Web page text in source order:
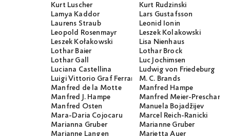
Kurt Luscher
Kurt Rudzinski
Lamya Kaddor
Lars Gustafsson
Laurens Straub
Leonid Ionin
Leopold Rosenmayr
Leszek Kolakowski
Leszek Kołakowski
Lisa Nienhaus
Lothar Baier
Lothar Brock
Lothar Gall
Luc Jochimsen
Luciana Castellina
Ludwig von Friedeburg
Luigi Vittorio Graf Ferraris
M. C. Brands
Manfred de la Motte
Manfred Hampe
Manfred J. Hampe
Manfred Meier-Preschany
Manfred Osten
Manuela Bojadžijev
Mara-Daria Cojocaru
Marcel Reich-Ranicki
Marianna Gruber
Marianne Gruber
Marianne Langen
Marietta Auer